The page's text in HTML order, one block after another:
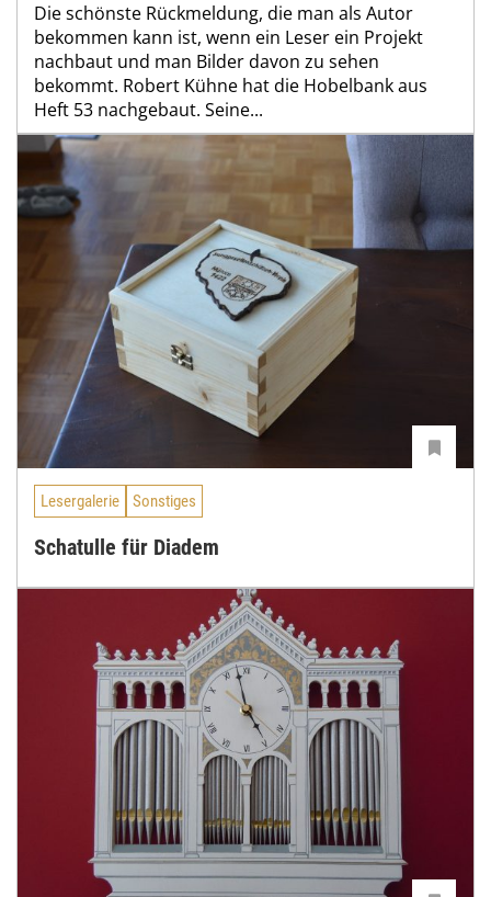
Die schönste Rückmeldung, die man als Autor
bekommen kann ist, wenn ein Leser ein Projekt
nachbaut und man Bilder davon zu sehen
bekommt. Robert Kühne hat die Hobelbank aus
Heft 53 nachgebaut. Seine...
Lesergalerie Sonstiges
Schatulle für Diadem